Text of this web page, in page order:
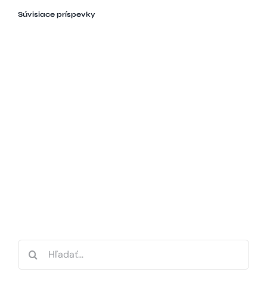
Súvisiace príspevky
Hľadať: